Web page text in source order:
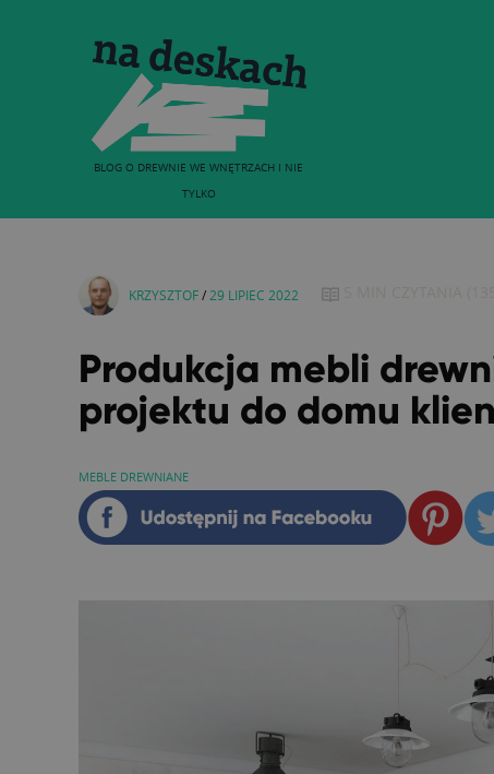
BLOG O DREWNIE WE WNĘTRZACH I NIE
TYLKO
KRZYSZTOF/ 29 LIPIEC 2022
Produkcja mebli
projektu do domu
MEBLE DREWNIANE